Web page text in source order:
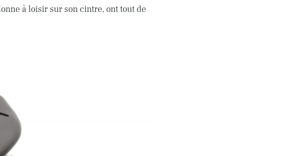
à loisir sur son cintre, ont tout de